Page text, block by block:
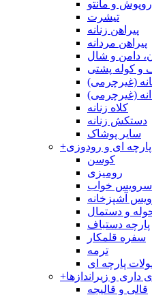
روپوش و مانتو
تیشرت
پیراهن زنانه
پیراهن مردانه
دامن و شال
و کوله پشتی
(غیرچرمی)
(غیرچرمی)
کلاه زنانه
دستکش زنانه
سایر پوشاک
+ای و رودوزی
کوسن
رومیزی
سرویس خواب
آشپزخانه
و دستمال
پارچه دستباف
سفره قلمکار
ترمه
پارچه ای
+داری و زیراندازها
قالی و قالیچه